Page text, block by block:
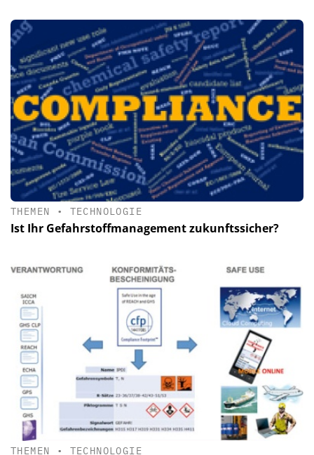
THEMEN • TECHNOLOGIE
Ist Ihr Gefahrstoffmanagement zukunftssicher?
THEMEN • TECHNOLOGIE